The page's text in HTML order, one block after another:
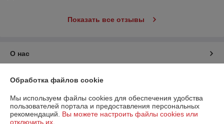
Показать все отзывы
О нас
Контакты
Доставка и оплата
Обработка файлов cookie
Мы используем файлы cookies для обеспечения удобства
пользователей портала и предоставления персональных
рекомендаций. Вы можете настроить файлы cookies или
отключить их.